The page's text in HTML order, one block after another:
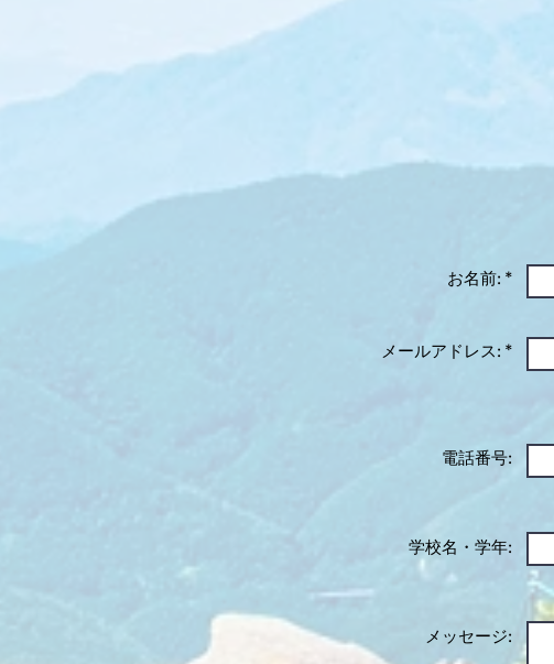
お名前: *
メールアドレス: *
電話番号:
学校名 ・学年:
メッセージ: